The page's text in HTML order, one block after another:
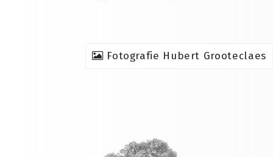
Fotografie Hubert Grooteclaes